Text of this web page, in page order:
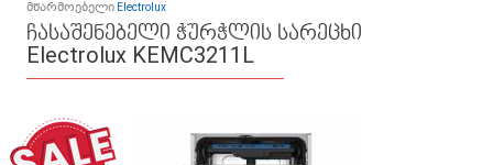
მწარმოებელი Electrolux
ჩასაშენებელი ჭურჭლის სარეცხი
Electrolux KEMC3211L